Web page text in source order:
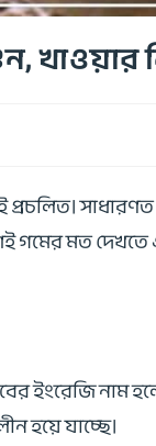
সাধারণত
গমের মত
ইংরেজি নাম
হয়ে যাচ্ছে।